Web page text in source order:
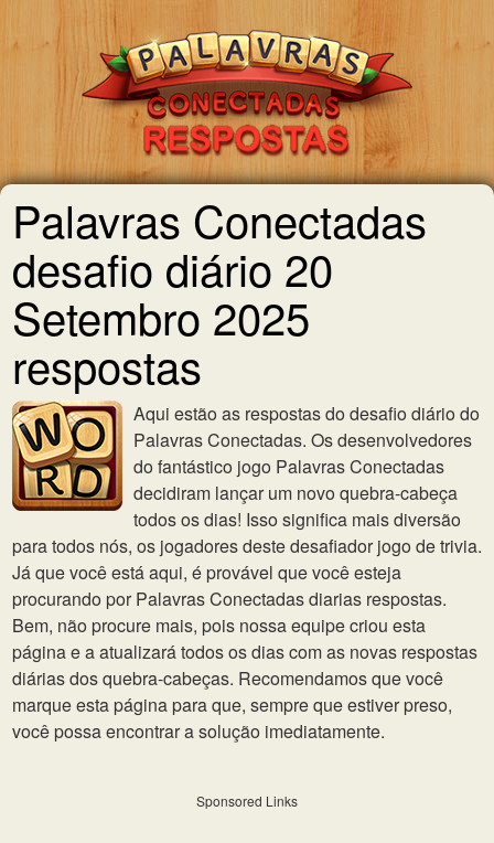
Palavras Conectadas
desafio diário 20
Setembro 2025
respostas
Aqui estão as respostas do desafio diário do
Palavras Conectadas. Os desenvolvedores
do fantástico jogo Palavras Conectadas
decidiram lançar um novo quebra-cabeça
todos os dias! Isso significa mais diversão
para todos nós, os jogadores deste desafiador jogo de trivia.
Já que você está aqui, é provável que você esteja
procurando por Palavras Conectadas diarias respostas.
Bem, não procure mais, pois nossa equipe criou esta
página e a atualizará todos os dias com as novas respostas
diárias dos quebra-cabeças. Recomendamos que você
marque esta página para que, sempre que estiver preso,
você possa encontrar a solução imediatamente.
Sponsored Links